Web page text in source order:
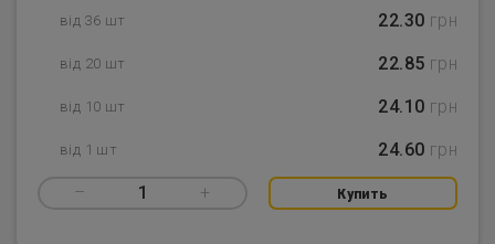
від 36 шт 22.30 грн
від 20 шт 22.85 грн
від 10 шт 24.10 грн
від 1 шт 24.60 грн
– 1 + Купить